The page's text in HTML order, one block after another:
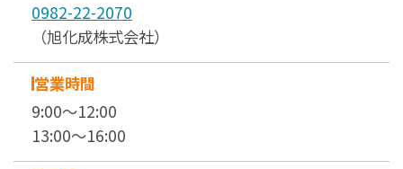
0982-22-2070
（旭化成株式会社）
営業時間
9:00～12:00
13:00～16:00